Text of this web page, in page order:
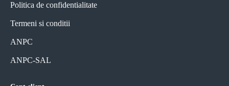
Politica de confidentialitate
Termeni si conditii
ANPC
ANPC-SAL